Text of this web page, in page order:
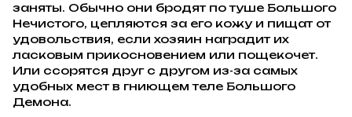
заняты. Обычно они бродят по туше Большого
Нечистого, цепляются за его кожу и пищат от
удовольствия, если хозяин наградит их
ласковым прикосновением или пощекочет.
Или ссорятся друг с другом из-за самых
удобных мест в гниющем теле Большого
Демона.